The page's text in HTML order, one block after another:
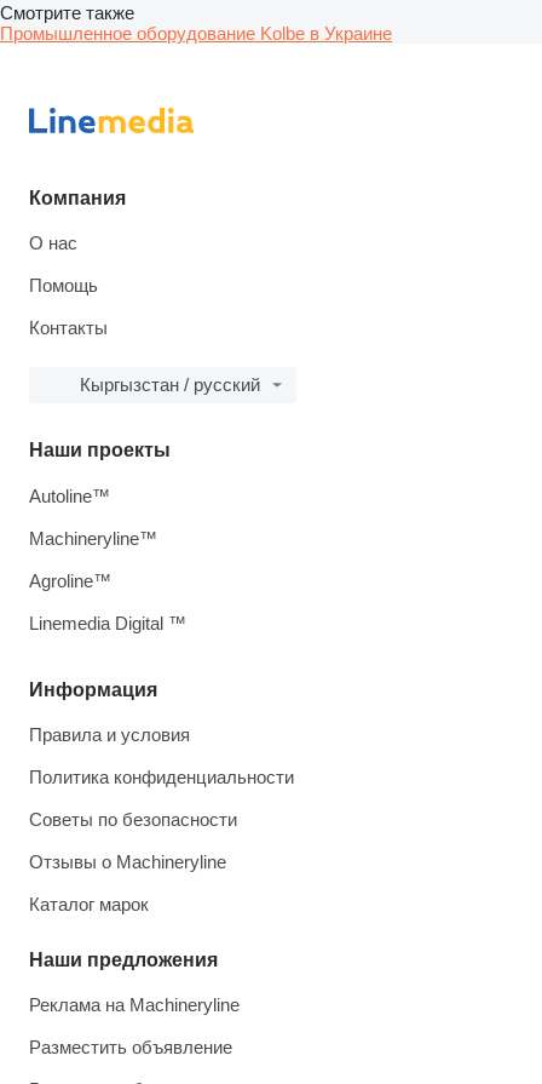
Смотрите также
Промышленное оборудование Kolbe в Украине
Компания
О нас
Помощь
Контакты
Кыргызстан / русский
Информация
Правила и условия
Политика конфиденциальности
Советы по безопасности
Отзывы о Machineryline
Каталог марок
Наши предложения
Реклама на Machineryline
Разместить объявление
Наши проекты
Autoline™
Machineryline™
Agroline™
Linemedia Digital ™